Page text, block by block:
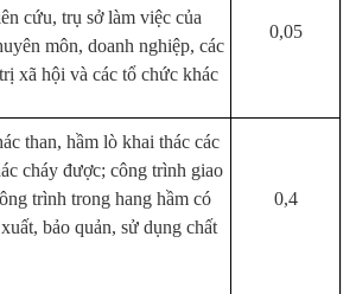
cứu, trụ sở làm việc của
môn, doanh nghiệp, các
xã hội và các tổ chức khác
0,05
than, hầm lò khai thác các
cháy được; công trình giao
trình trong hang hầm có
bảo quản, sử dụng chất
0,4